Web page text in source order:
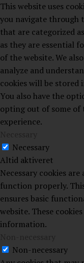
This website uses
you navigate through
that are categorized
as they are essential
of the website. We
analyze and
cookies will be
You also have the
opting out of some of
experience.
Necessary
Altid aktiveret
Necessary cookies
function properly.
ensures basic
website. These
information.
Non-necessary